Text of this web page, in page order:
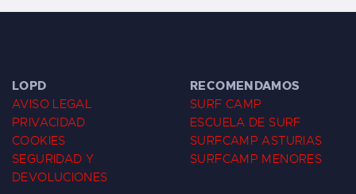
LOPD
AVISO LEGAL
PRIVACIDAD
COOKIES
SEGURIDAD Y
DEVOLUCIONES
RECOMENDAMOS
SURF CAMP
ESCUELA DE SURF
SURFCAMP ASTURIAS
SURFCAMP MENORES